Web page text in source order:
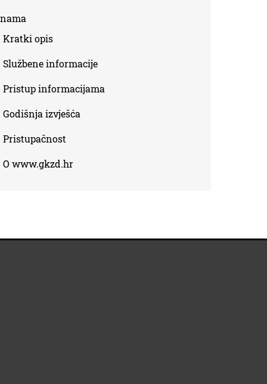
Kratki opis
Službene informacije
Pristup informacijama
Godišnja izvješća
Pristupačnost
O www.gkzd.hr